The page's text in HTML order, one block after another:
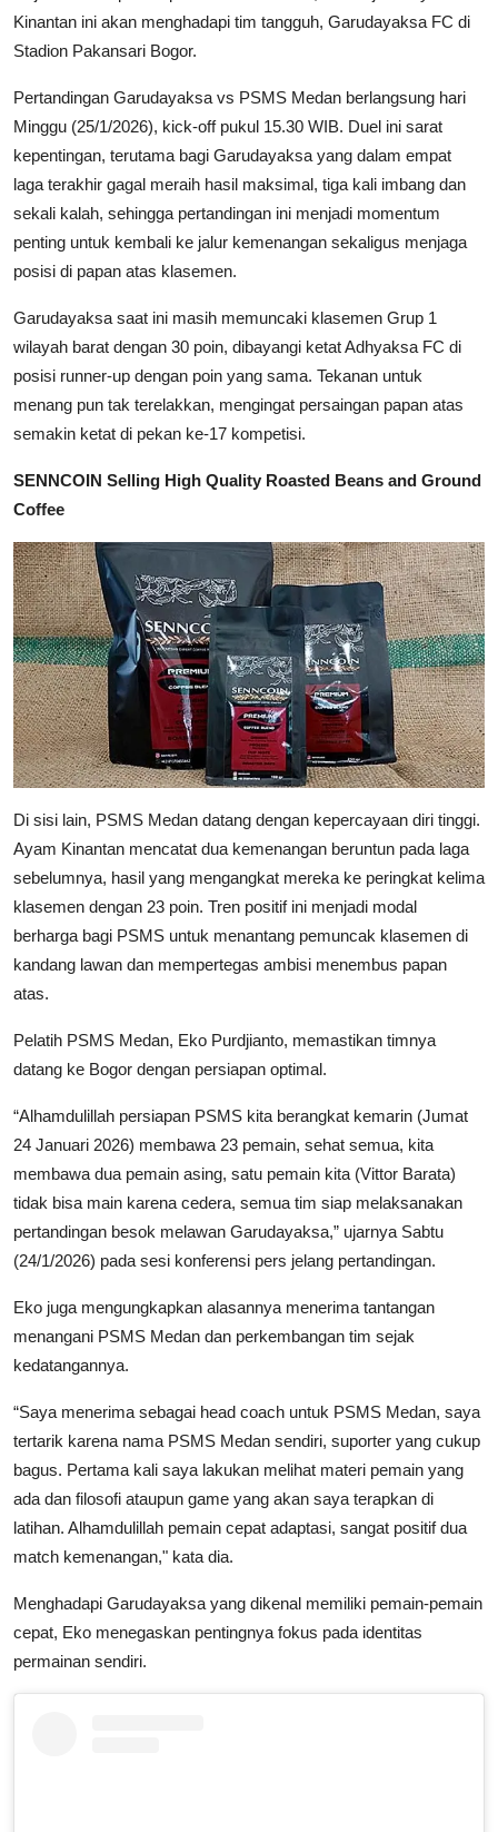
Kinantan ini akan menghadapi tim tangguh, Garudayaksa FC di
Stadion Pakansari Bogor.
Pertandingan Garudayaksa vs PSMS Medan berlangsung hari
Minggu (25/1/2026), kick-off pukul 15.30 WIB. Duel ini sarat
kepentingan, terutama bagi Garudayaksa yang dalam empat
laga terakhir gagal meraih hasil maksimal, tiga kali imbang dan
sekali kalah, sehingga pertandingan ini menjadi momentum
penting untuk kembali ke jalur kemenangan sekaligus menjaga
posisi di papan atas klasemen.
Garudayaksa saat ini masih memuncaki klasemen Grup 1
wilayah barat dengan 30 poin, dibayangi ketat Adhyaksa FC di
posisi runner-up dengan poin yang sama. Tekanan untuk
menang pun tak terelakkan, mengingat persaingan papan atas
semakin ketat di pekan ke-17 kompetisi.
SENNCOIN Selling High Quality Roasted Beans and Ground
Coffee
Di sisi lain, PSMS Medan datang dengan kepercayaan diri tinggi.
Ayam Kinantan mencatat dua kemenangan beruntun pada laga
sebelumnya, hasil yang mengangkat mereka ke peringkat kelima
klasemen dengan 23 poin. Tren positif ini menjadi modal
berharga bagi PSMS untuk menantang pemuncak klasemen di
kandang lawan dan mempertegas ambisi menembus papan
atas.
Pelatih PSMS Medan, Eko Purdjianto, memastikan timnya
datang ke Bogor dengan persiapan optimal.
“Alhamdulillah persiapan PSMS kita berangkat kemarin (Jumat
24 Januari 2026) membawa 23 pemain, sehat semua, kita
membawa dua pemain asing, satu pemain kita (Vittor Barata)
tidak bisa main karena cedera, semua tim siap melaksanakan
pertandingan besok melawan Garudayaksa,” ujarnya Sabtu
(24/1/2026) pada sesi konferensi pers jelang pertandingan.
Eko juga mengungkapkan alasannya menerima tantangan
menangani PSMS Medan dan perkembangan tim sejak
kedatangannya.
“Saya menerima sebagai head coach untuk PSMS Medan, saya
tertarik karena nama PSMS Medan sendiri, suporter yang cukup
bagus. Pertama kali saya lakukan melihat materi pemain yang
ada dan filosofi ataupun game yang akan saya terapkan di
latihan. Alhamdulillah pemain cepat adaptasi, sangat positif dua
match kemenangan," kata dia.
Menghadapi Garudayaksa yang dikenal memiliki pemain-pemain
cepat, Eko menegaskan pentingnya fokus pada identitas
permainan sendiri.